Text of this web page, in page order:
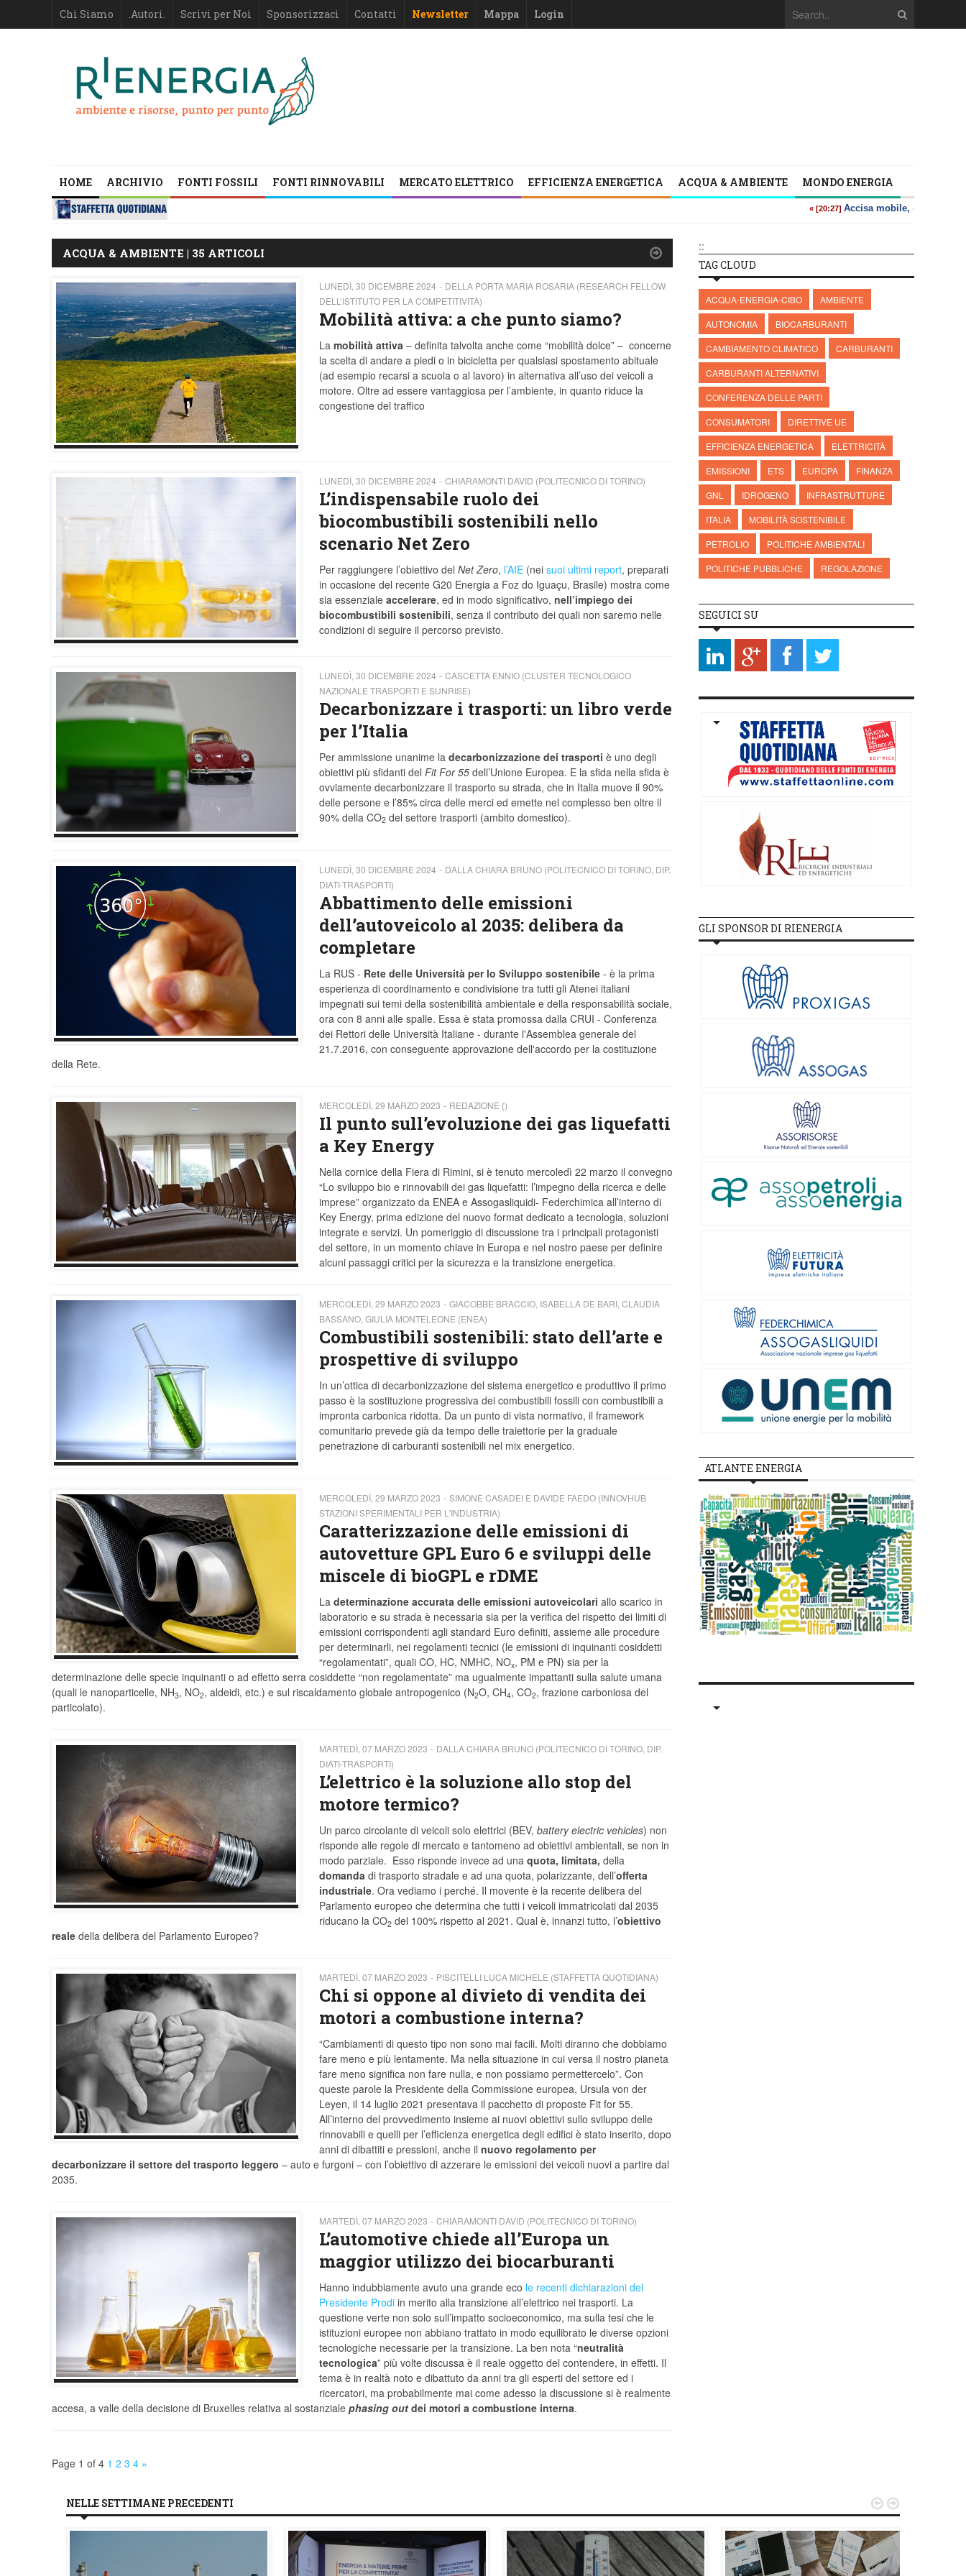
Chi Siamo .Autori. Scrivi per Noi Sponsorizzaci Contatti Newsletter Mappa Login
HOME ARCHIVIO FONTI FOSSILI FONTI RINNOVABILI MERCATO ELETTRICO EFFICIENZA ENERGETICA ACQUA & AMBIENTE MONDO ENERGIA
::
ACQUA & AMBIENTE | 35 ARTICOLI
LUNEDÌ, 30 DICEMBRE 2024
DELLA PORTA MARIA ROSARIA (RESEARCH FELLOW
DELL’ISTITUTO PER LA COMPETITIVITÀ)
Mobilità attiva: a che punto siamo?
La mobilità attiva– definita talvolta anche come “mobilità dolce” – concerne
la scelta di andare a piedi o in bicicletta per qualsiasi spostamento abituale
(ad esempio recarsi a scuola o al lavoro) in alternativa all’uso dei veicoli a
motore. Oltre ad essere vantaggiosa per l’ambiente, in quanto riduce la
congestione del traffico
LUNEDÌ, 30 DICEMBRE 2024 CHIARAMONTI DAVID (POLITECNICO DI TORINO)
L’indispensabile ruolo dei
biocombustibili sostenibili nello
scenario Net Zero
Per raggiungere l’obiettivo del Net Zero, l’AIE(nei suoi ultimi report, preparati
in occasione del recente G20 Energia a Foz do Iguaçu, Brasile) mostra come
sia essenzialeaccelerare, ed in modo significativo, nell’impiego dei
biocombustibili sostenibili, senza il contributo dei quali non saremo nelle
condizioni di seguire il percorso previsto.
LUNEDÌ, 30 DICEMBRE 2024
CASCETTA ENNIO (CLUSTER TECNOLOGICO
NAZIONALE TRASPORTI E SUNRISE)
Decarbonizzare i trasporti: un libro verde
per l’Italia
Per ammissione unanime la decarbonizzazione dei trasporti è uno degli
obiettivi più sfidanti del Fit For 55dell’Unione Europea. E la sfida nella sfida è
ovviamente decarbonizzare il trasporto su strada, che in Italia muove il 90%
delle persone e l’85% circa delle merci ed emette nel complesso ben oltre il
90% della CO2del settore trasporti (ambito domestico).
LUNEDÌ, 30 DICEMBRE 2024
DALLA CHIARA BRUNO (POLITECNICO DI TORINO, DIP.
DIATI-TRASPORTI)
Abbattimento delle emissioni
dell’autoveicolo al 2035: delibera da
completare
La RUS - Rete delle Università per lo Sviluppo sostenibile- è la prima
esperienza di coordinamento e condivisione tra tutti gli Atenei italiani
impegnati sui temi della sostenibilità ambientale e della responsabilità sociale,
ora con 8 anni alle spalle. Essa è stata promossa dalla CRUI - Conferenza
dei Rettori delle Università Italiane - durante l'Assemblea generale del
21.7.2016, con conseguente approvazione dell'accordo per la costituzione
della Rete.
MERCOLEDÌ, 29 MARZO 2023 REDAZIONE ()
Il punto sull’evoluzione dei gas liquefatti
a Key Energy
Nella cornice della Fiera di Rimini, si è tenuto mercoledì 22 marzo il convegno
“Lo sviluppo bio e rinnovabili dei gas liquefatti: l’impegno della ricerca e delle
imprese” organizzato da ENEA e Assogasliquidi- Federchimica all’interno di
Key Energy, prima edizione del nuovo format dedicato a tecnologia, soluzioni
integrate e servizi. Un pomeriggio di discussione tra i principali protagonisti
del settore, in un momento chiave in Europa e nel nostro paese per definire
alcuni passaggi critici per la sicurezza e la transizione energetica.
MERCOLEDÌ, 29 MARZO 2023
GIACOBBE BRACCIO, ISABELLA DE BARI, CLAUDIA
BASSANO, GIULIA MONTELEONE (ENEA)
Combustibili sostenibili: stato dell’arte e
prospettive di sviluppo
In un’ottica di decarbonizzazione del sistema energetico e produttivo il primo
passo è la sostituzione progressiva dei combustibili fossili con combustibili a
impronta carbonica ridotta. Da un punto di vista normativo, il framework
comunitario prevede già da tempo delle traiettorie per la graduale
penetrazione di carburanti sostenibili nel mix energetico.
MERCOLEDÌ, 29 MARZO 2023
SIMONE CASADEI E DAVIDE FAEDO (INNOVHUB
STAZIONI SPERIMENTALI PER L'INDUSTRIA)
Caratterizzazione delle emissioni di
autovetture GPL Euro 6 e sviluppi delle
miscele di bioGPL e rDME
La determinazione accurata delle emissioni autoveicolari allo scarico in
laboratorio e su strada è necessaria sia per la verifica del rispetto dei limiti di
emissioni corrispondenti agli standard Euro definiti, assieme alle procedure
per determinarli, nei regolamenti tecnici (le emissioni di inquinanti cosiddetti
“regolamentati”, quali CO, HC, NMHC, NOx, PM e PN) sia per la
determinazione delle specie inquinanti o ad effetto serra cosiddette “non regolamentate” ma ugualmente impattanti sulla salute umana
(quali le nanoparticelle, NH3, NO2, aldeidi, etc.) e sul riscaldamento globale antropogenico (N2O, CH4, CO2, frazione carboniosa del
particolato).
MARTEDÌ, 07 MARZO 2023
DALLA CHIARA BRUNO (POLITECNICO DI TORINO, DIP.
DIATI-TRASPORTI)
L’elettrico è la soluzione allo stop del
motore termico?
Un parco circolante di veicoli solo elettrici (BEV, battery electric vehicles) non
risponde alle regole di mercato e tantomeno ad obiettivi ambientali, se non in
modo parziale. Esso risponde invece ad una quota, limitata, della
domanda di trasporto stradale e ad una quota, polarizzante, dell’offerta
industriale. Ora vediamo i perché. Il movente è la recente delibera del
Parlamento europeo che determina che tutti i veicoli immatricolati dal 2035
riducano la CO2del 100% rispetto al 2021. Qual è, innanzi tutto, l’obiettivo
reale della delibera del Parlamento Europeo?
MARTEDÌ, 07 MARZO 2023 PISCITELLI LUCA MICHELE (STAFFETTA QUOTIDIANA)
Chi si oppone al divieto di vendita dei
motori a combustione interna?
“Cambiamenti di questo tipo non sono mai facili. Molti diranno che dobbiamo
fare meno e più lentamente. Ma nella situazione in cui versa il nostro pianeta
fare meno significa non fare nulla, e non possiamo permettercelo”. Con
queste parole la Presidente della Commissione europea, Ursula von der
Leyen, il 14 luglio 2021 presentava il pacchetto di proposte Fit for 55.
All’interno del provvedimento insieme ai nuovi obiettivi sullo sviluppo delle
rinnovabili e quelli per l’efficienza energetica degli edifici è stato inserito, dopo
anni di dibattiti e pressioni, anche il nuovo regolamento per
decarbonizzare il settore del trasporto leggero – auto e furgoni – con l’obiettivo di azzerare le emissioni dei veicoli nuovi a partire dal
2035.
MARTEDÌ, 07 MARZO 2023 CHIARAMONTI DAVID (POLITECNICO DI TORINO)
L’automotive chiede all’Europa un
maggior utilizzo dei biocarburanti
Hanno indubbiamente avuto una grande eco le recenti dichiarazioni del
Presidente Prodiin merito alla transizione all’elettrico nei trasporti. La
questione verte non solo sull’impatto socioeconomico, ma sulla tesi che le
istituzioni europee non abbiano trattato in modo equilibrato le diverse opzioni
tecnologiche necessarie per la transizione. La ben nota “neutralità
tecnologica” più volte discussa è il reale oggetto del contendere, in effetti. Il
tema è in realtà noto e dibattuto da anni tra gli esperti del settore ed i
ricercatori, ma probabilmente mai come adesso la discussione si è realmente
accesa, a valle della decisione di Bruxelles relativa al sostanziale phasing out dei motori a combustione interna.
Page 1 of 4 1 2 3 4 »
TAG CLOUD
ACQUA-ENERGIA-CIBO
AMBIENTE
AUTONOMIA
BIOCARBURANTI
CAMBIAMENTO CLIMATICO
CARBURANTI
CARBURANTI ALTERNATIVI
CONFERENZA DELLE PARTI
CONSUMATORI
DIRETTIVE UE
EFFICIENZA ENERGETICA
ELETTRICITÀ
EMISSIONI
ETS EUROPA
FINANZA
GNL
IDROGENO
INFRASTRUTTURE
ITALIA
MOBILITÀ SOSTENIBILE
PETROLIO
POLITICHE AMBIENTALI
POLITICHE PUBBLICHE
REGOLAZIONE
SEGUICI SU
GLI SPONSOR DI RIENERGIA
ATLANTE ENERGIA
NELLE SETTIMANE PRECEDENTI  